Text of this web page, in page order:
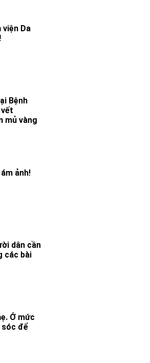
viện Da
Bệnh
mủ vàng
ảnh!
dân cần
các bài
Ở mức
sóc để